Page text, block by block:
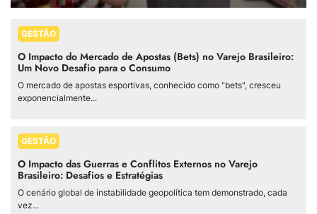
GESTÃO
O Impacto do Mercado de Apostas (Bets) no Varejo Brasileiro:
Um Novo Desafio para o Consumo
O mercado de apostas esportivas, conhecido como "bets", cresceu
exponencialmente...
GESTÃO
O Impacto das Guerras e Conflitos Externos no Varejo
Brasileiro: Desafios e Estratégias
O cenário global de instabilidade geopolítica tem demonstrado, cada
vez...